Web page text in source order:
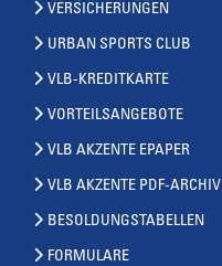
VERSICHERUNGEN
URBAN SPORTS CLUB
VLB-KREDITKARTE
VORTEILSANGEBOTE
VLB AKZENTE EPAPER
VLB AKZENTE PDF-ARCHIV
BESOLDUNGSTABELLEN
FORMULARE